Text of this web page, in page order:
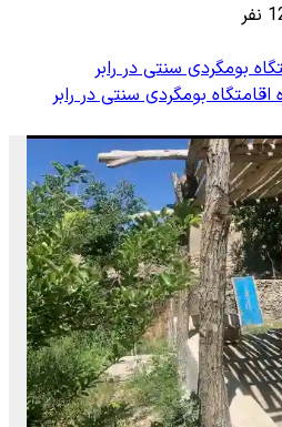
نفر
بومگردی سنتی در رابر
اقامتگاه بومگردی سنتی در رابر